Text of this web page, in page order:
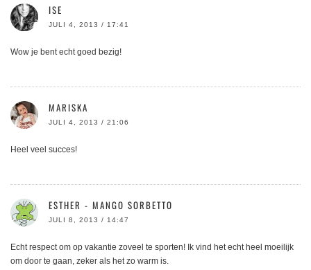
ISE
JULI 4, 2013 / 17:41
Wow je bent echt goed bezig!
MARISKA
JULI 4, 2013 / 21:06
Heel veel succes!
ESTHER - MANGO SORBETTO
JULI 8, 2013 / 14:47
Echt respect om op vakantie zoveel te sporten! Ik vind het echt heel moeilijk
om door te gaan, zeker als het zo warm is.